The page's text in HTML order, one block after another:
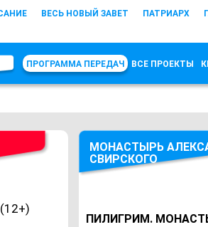
ВЕСЬ НОВЫЙ ЗАВЕТ ПАТРИАРХ
ПРОГРАММА ПЕРЕДАЧ ВСЕ ПРОЕКТЫ
МОНАСТЫРЬ
СВИРСКОГО
ПИЛИГРИМ.